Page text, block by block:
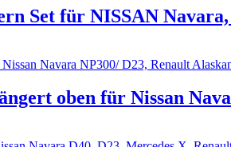
Set für NISSAN
oben für Nissan